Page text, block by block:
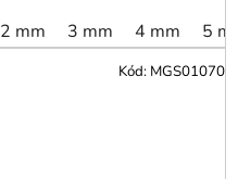
2 mm 3 mm 4 mm 5
Kód: MGS01070